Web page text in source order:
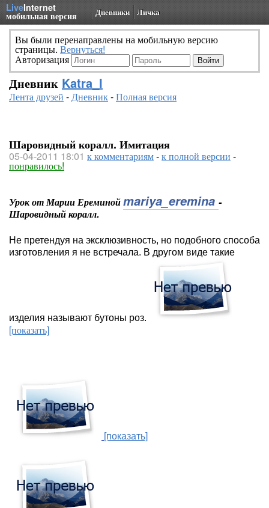
LiveInternet
мобильная версия Дневники Личка
Вы были перенаправлены на мобильную версию
страницы. Вернуться!
Авторизация
Дневник Katra_I
Лента друзей -Дневник-Полная версия
Шаровидный коралл. Имитация
05-04-2011 18:01 к комментариям-к полной версии -
понравилось!
Урок от Марии Ереминойmariya_eremina -
Шаровидный коралл.
Не претендуя на эксклюзивность, но подобного способа
изготовления я не встречала. В другом виде такие
изделия называют бутоны роз.
[показать]
[показать]